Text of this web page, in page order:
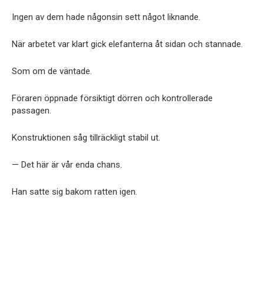
Ingen av dem hade någonsin sett något liknande.
När arbetet var klart gick elefanterna åt sidan och stannade.
Som om de väntade.
Föraren öppnade försiktigt dörren och kontrollerade
passagen.
Konstruktionen såg tillräckligt stabil ut.
— Det här är vår enda chans.
Han satte sig bakom ratten igen.